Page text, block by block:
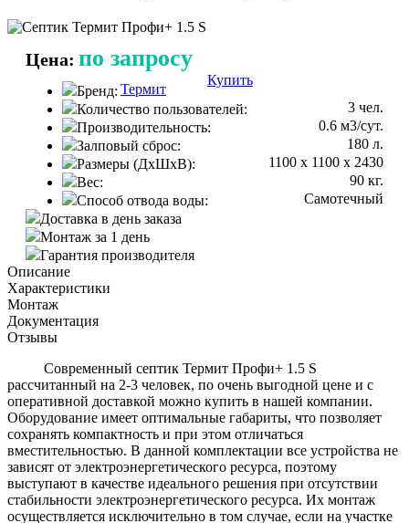
Цена: по запросу
Купить
Бренд: Термит
Количество пользователей:
3 чел.
Производительность:
0.6 м3/сут.
Залповый сброс:
180 л.
Размеры (ДхШхВ):
1100 х 1100 х 2430
Вес:
90 кг.
Способ отвода воды:
Самотечный
Доставка в день заказа
Монтаж за 1 день
Гарантия производителя
Описание
Характеристики
Монтаж
Документация
Отзывы
Современный септик Термит Профи+ 1.5 S
рассчитанный на 2-3 человек, по очень выгодной цене и с
оперативной доставкой можно купить в нашей компании.
Оборудование имеет оптимальные габариты, что позволяет
сохранять компактность и при этом отличаться
вместительностью. В данной комплектации все устройства не
зависят от электроэнергетического ресурса, поэтому
выступают в качестве идеального решения при отсутствии
стабильности электроэнергетического ресурса. Их монтаж
осуществляется исключительно в том случае, если на участке